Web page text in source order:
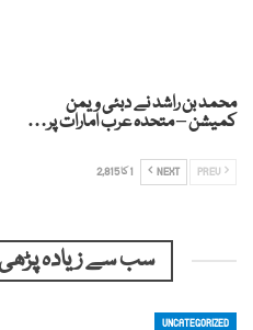
محمد بن راشد نے دبئی ویمن
کمیشن – متحدہ عرب امارات پر…
NEXT 1 کا 2,815
سب سے زیادہ
UNCATEGORIZED